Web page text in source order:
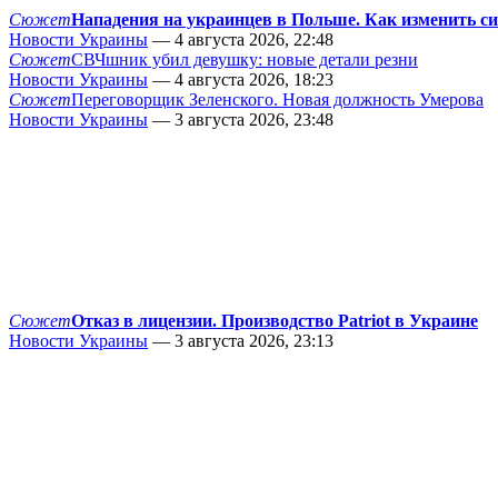
СюжетНападения на украинцев в Польше. Как изменить
Новости Украины — 4 августа 2026, 22:48
СюжетСВЧшник убил девушку: новые детали резни
Новости Украины — 4 августа 2026, 18:23
СюжетПереговорщик Зеленского. Новая должность Умерова
Новости Украины — 3 августа 2026, 23:48
СюжетОтказ в лицензии. Производство Patriot в Украине
Новости Украины — 3 августа 2026, 23:13